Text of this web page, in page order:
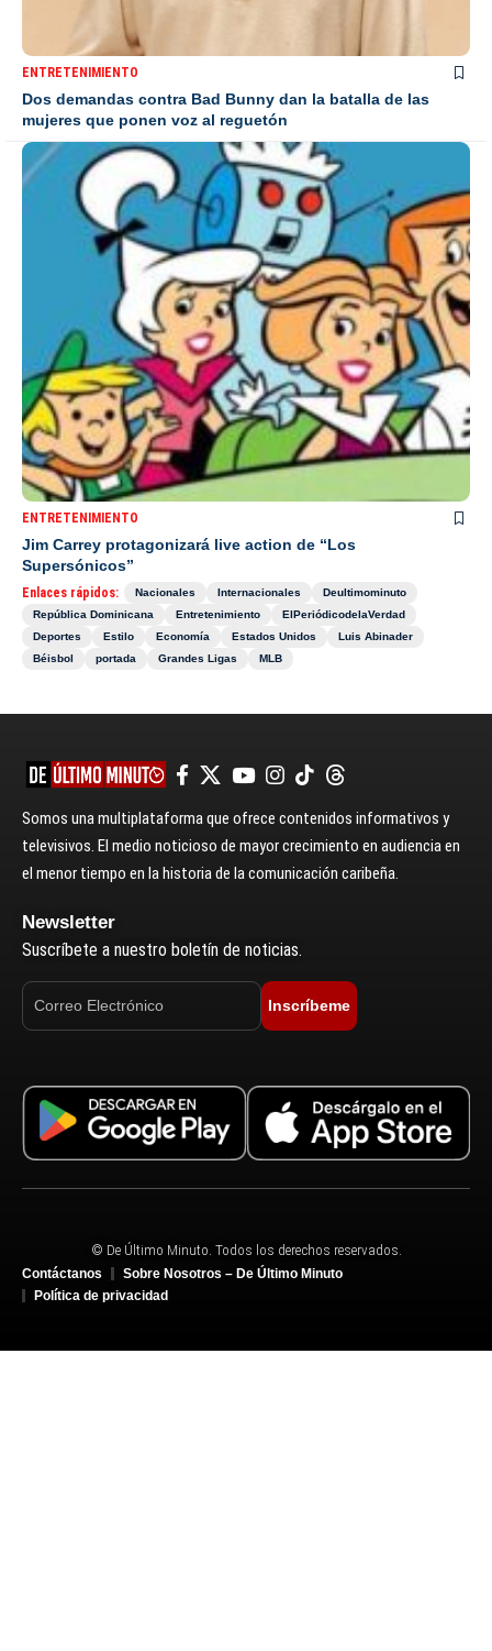
ENTRETENIMIENTO
Dos demandas contra Bad Bunny dan la batalla de las
mujeres que ponen voz al reguetón
ENTRETENIMIENTO
Jim Carrey protagonizará live action de “Los
Supersónicos”
Enlaces rápidos: Nacionales Internacionales
Deultimominuto
República Dominicana
Entretenimiento
ElPeriódicodelaVerdad
Deportes
Estilo Economía Estados Unidos
Luis Abinader
Béisbol
portada Grandes Ligas MLB
Somos una multiplataforma que ofrece contenidos informativos y
televisivos. El medio noticioso de mayor crecimiento en audiencia en
el menor tiempo en la historia de la comunicación caribeña.
Newsletter
Suscríbete a nuestro boletín de noticias.
Inscríbeme
© De Último Minuto. Todos los derechos reservados.
Contáctanos
Sobre Nosotros – De Último Minuto
Política de privacidad